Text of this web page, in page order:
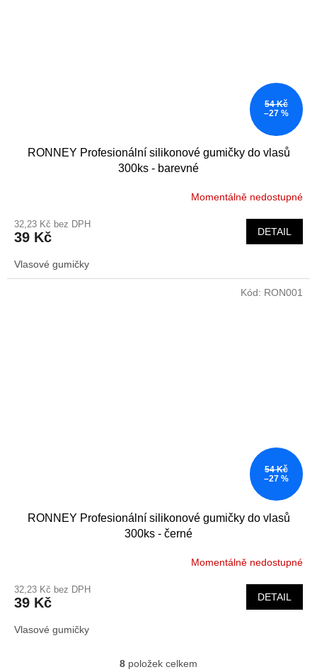
54 Kč
–27 %
RONNEY Profesionální silikonové gumičky do vlasů
300ks - barevné
Momentálně nedostupné
32,23 Kč bez DPH
39 Kč DETAIL
Vlasové gumičky
54 Kč
–27 %
RONNEY Profesionální silikonové gumičky do vlasů
300ks - černé
Momentálně nedostupné
32,23 Kč bez DPH
39 Kč DETAIL
Vlasové gumičky
Kód: RON001
O
8 položek celkem